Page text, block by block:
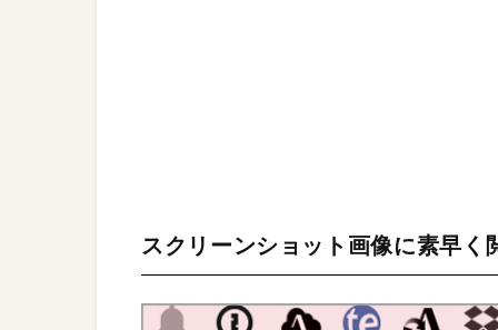
スクリーンショット画像に素早く